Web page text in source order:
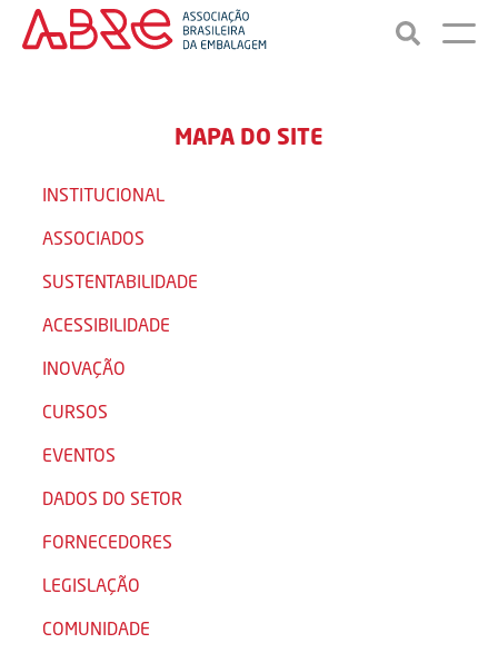
MAPA DO SITE
INSTITUCIONAL
ASSOCIADOS
SUSTENTABILIDADE
ACESSIBILIDADE
INOVAÇÃO
CURSOS
EVENTOS
DADOS DO SETOR
FORNECEDORES
LEGISLAÇÃO
COMUNIDADE